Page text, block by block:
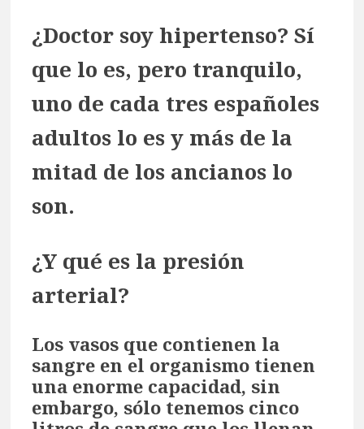
¿Doctor soy hipertenso? Sí
que lo es, pero tranquilo,
uno de cada tres españoles
adultos lo es y más de la
mitad de los ancianos lo
son.
¿Y qué es la presión
arterial?
Los vasos que contienen la
sangre en el organismo tienen
una enorme capacidad, sin
embargo, sólo tenemos cinco